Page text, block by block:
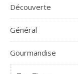
Découverte
Général
Gourmandise